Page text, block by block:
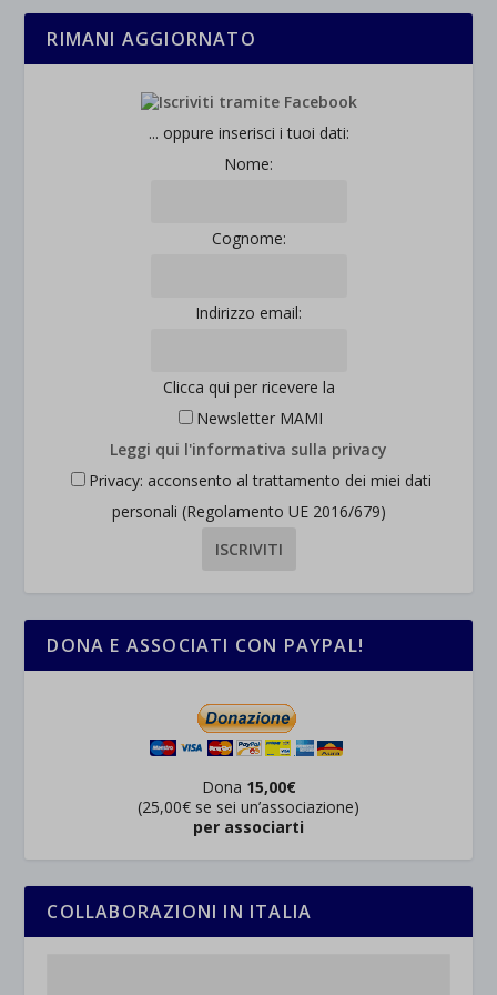
RIMANI AGGIORNATO
... oppure inserisci i tuoi dati:
Nome:
Cognome:
Indirizzo email:
Clicca qui per ricevere la
Newsletter MAMI
Leggi qui l'informativa sulla privacy
Privacy: acconsento al trattamento dei miei dati
personali (Regolamento UE 2016/679)
DONA E ASSOCIATI CON PAYPAL!
Dona 15,00€
(25,00€ se sei un’associazione)
per associarti
COLLABORAZIONI IN ITALIA
wp-settings-time-*
jetpackState[message]
rientrano nelle altre categorie specifiche o che non sono stati
esplicitamente categorizzati.